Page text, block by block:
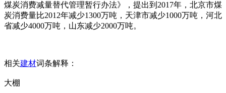
煤炭消费减量替代管理暂行办法》，提出到2017年，北京市煤
炭消费量比2012年减少1300万吨，天津市减少1000万吨，河北
省减少4000万吨，山东减少2000万吨。
相关建材词条解释：
大棚